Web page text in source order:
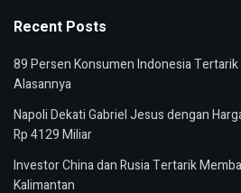
Recent Posts
89 Persen Konsumen Indonesia Tertarik
Alasannya
Napoli Dekati Gabriel Jesus dengan
Rp 4129 Miliar
Investor China dan Rusia Tertarik
Kalimantan